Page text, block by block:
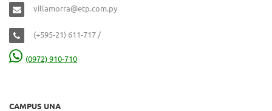
villamorra@etp.com.py
(+595-21) 611-717 /
(0972) 910-710
CAMPUS UNA